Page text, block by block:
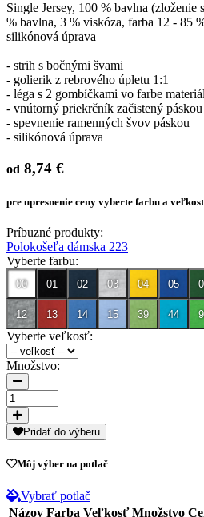
Single Jersey, 100 % bavlna
% bavlna, 3 % viskóza, farba 12 - 85
silikónová úprava
- strih s bočnými švami
- golierik z rebrového úpletu 1:1
- léga s 2 gombíčkami vo farbe
- vnútorný priekrčník začistený
- spevnenie ramenných švov páskou
- silikónová úprava
od 8,74 €
pre upresnenie ceny vyberte farbu a
Príbuzné produkty:
Polokošeľa dámska 223
Vyberte farbu:
00 01 02 03 04 05
12 13 14 15 39 44
Vyberte veľkosť:
Množstvo:
Pridať do výberu
Môj výber na potlač
Vybrať potlač
Názov Farba Veľkosť Množstvo